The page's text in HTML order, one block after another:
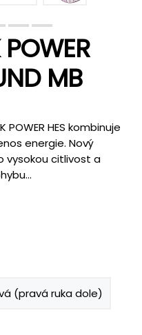
MB
POWER HES kombinuje
energie. Nový
vysokou citlivost a
(pravá ruka dole)